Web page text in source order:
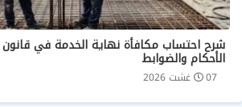
شرح احتساب مكافأة نهاية الخدمة في
الأحكام والضوابط
07 غشت 2026